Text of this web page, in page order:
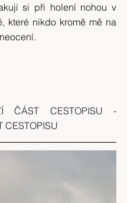
si při holení nohou v
které nikdo kromě mě na
ČÁST CESTOPISU
CESTOPISU